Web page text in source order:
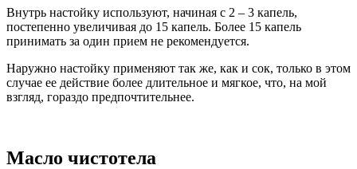
Внутрь настойку используют, начиная с 2 – 3 капель,
постепенно увеличивая до 15 капель. Более 15 капель
принимать за один прием не рекомендуется.
Наружно настойку применяют так же, как и сок, только в этом
случае ее действие более длительное и мягкое, что, на мой
взгляд, гораздо предпочтительнее.
Масло чистотела